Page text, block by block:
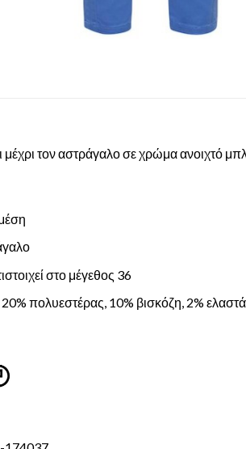
μέχρι τον αστράγαλο σε χρώμα ανοιχτό
στο μέγεθος 36
πολυεστέρας, 10% βισκόζη, 2%